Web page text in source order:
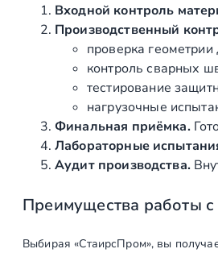
Монтаж тросовых
ограждений
ед
Установка поручня м
Входной контроль
Производственный
проверка геометрии
контроль сварных
тестирование
нагрузочные
Финальная приёмка.
Лабораторные
Аудит производства.
Преимущества работы
Выбирая «СтаирсПром», вы